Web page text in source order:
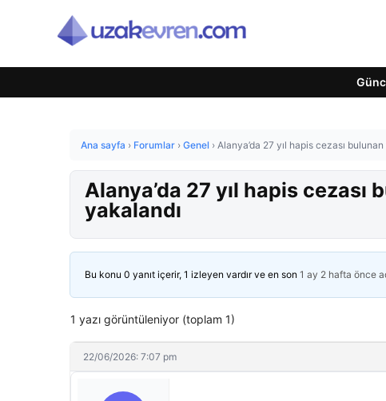
Ana sayfa › Forumlar › Genel › Alanya’da 27 yıl hapis cezası
Alanya’da 27 yıl hapis
yakalandı
Bu konu 0 yanıt içerir, 1 izleyen vardır ve en son 1 ay 2 hafta önce
1 yazı görüntüleniyor (toplam 1)
22/06/2026: 7:07 pm